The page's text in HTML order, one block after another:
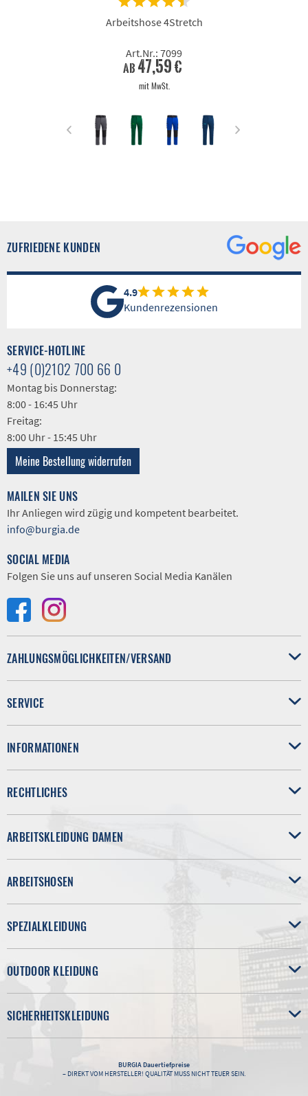
Arbeitshose 4Stretch
Art.Nr.: 7099
ab 47,59 €
mit MwSt.
ZUFRIEDENE KUNDEN
4.9
Kundenrezensionen
SERVICE-HOTLINE
+49 (0)2102 700 66 0
Montag bis Donnerstag:
8:00 - 16:45 Uhr
Freitag:
8:00 Uhr - 15:45 Uhr
Meine Bestellung widerrufen
MAILEN SIE UNS
Ihr Anliegen wird zügig und kompetent bearbeitet.
info@burgia.de
SOCIAL MEDIA
Folgen Sie uns auf unseren Social Media Kanälen
ZAHLUNGSMÖGLICHKEITEN/VERSAND
SERVICE
INFORMATIONEN
RECHTLICHES
ARBEITSKLEIDUNG DAMEN
ARBEITSHOSEN
SPEZIALKLEIDUNG
OUTDOOR KLEIDUNG
SICHERHEITSKLEIDUNG
BURGIADauertiefpreise
– DIREKT VOM HERSTELLER! QUALITÄT MUSS NICHT TEUER SEIN.